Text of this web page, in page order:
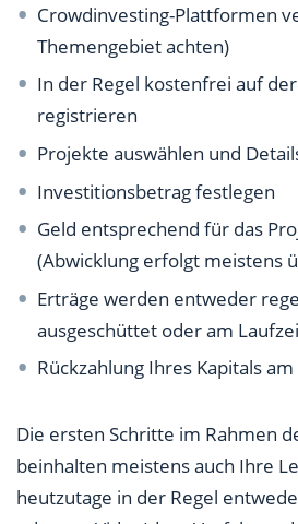
Crowdinvesting-Plattformen
Themengebiet achten)
In der Regel kostenfrei auf
registrieren
Projekte auswählen und
Investitionsbetrag festlegen
Geld entsprechend für das
(Abwicklung erfolgt meistens
Erträge werden entweder
ausgeschüttet oder am
Rückzahlung Ihres Kapitals
Die ersten Schritte im Rahmen
beinhalten meistens auch Ihre
heutzutage in der Regel